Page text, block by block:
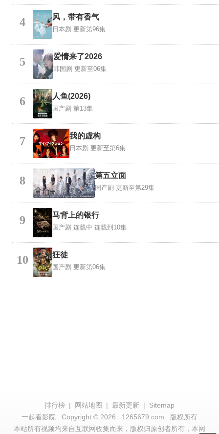
4 风，带有香气
日本剧 更新第96集
5 爱情来了2026
韩国剧 更新至06集
6 人鱼(2026)
国产剧 第13集
7 我的虚构
日本剧 更新至第6集
8 第五立面
国产剧 更新至第29集
9 马背上的银行
国产剧 连载中 连载到10集
10 狂徒
国产剧 更新第06集
排行榜 | 网站地图 | 最新更新 |
Sitemap
一起看影院
Copyright © 2026 1265679.com
版权所有
本站所有视频均来自互联网收集而来，版权归原创者所有，本网